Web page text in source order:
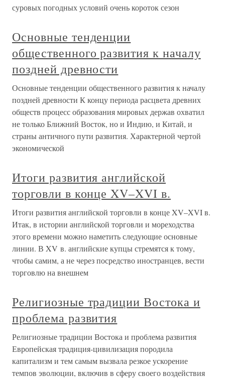
суровых погодных условий очень короток сезон
Основные тенденции
общественного развития к началу
поздней древности
Основные тенденции общественного развития к началу
поздней древности К концу периода расцвета древних
обществ процесс образования мировых держав охватил
не только Ближний Восток, но и Индию, и Китай, и
страны античного пути развития. Характерной чертой
экономической
Итоги развития английской
торговли в конце XV–XVI в.
Итоги развития английской торговли в конце XV–XVI в.
Итак, в истории английской торговли и мореходства
этого времени можно наметить следующие основные
линии. В XV в. английские купцы стремятся к тому,
чтобы самим, а не через посредство иностранцев, вести
торговлю на внешнем
Религиозные традиции Востока и
проблема развития
Религиозные традиции Востока и проблема развития
Европейская традиция-цивилизация породила
капитализм и тем самым вызвала резкое ускорение
темпов эволюции, включив в сферу своего воздействия